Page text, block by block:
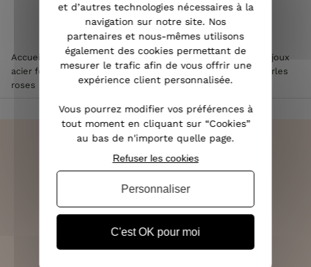
Accueil Accessoires de mode femme > Bijoux femme
Bijoux
acier femme >Chaîne de cheville acier cuivré feuilles et perles
roses
LIVRAISON RAPIDE
et d’autres technologies nécessaires à la
navigation sur notre site. Nos
partenaires et nous-mêmes utilisons
également des cookies permettant de
mesurer le trafic afin de vous offrir une
expérience client personnalisée.
Vous pourrez modifier vos préférences à
tout moment en cliquant sur “Cookies”
au bas de n'importe quelle page.
C'est OK pour moi
Refuser les cookies
Personnaliser